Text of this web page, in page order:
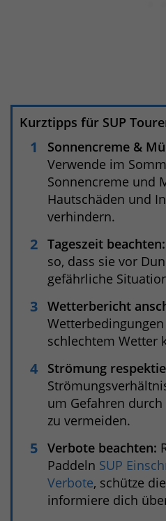
Kurztipps für SUP
Sonnencreme &
Verwende im
Sonnencreme und
Hautschäden und
verhindern.
Tageszeit beachten:
so, dass sie vor
gefährliche
Wetterbericht
schlechtem Wetter
Strömung
um Gefahren
zu vermeiden.
Verbote beachten:
Paddeln SUP
Verbote, schütze
informiere dich